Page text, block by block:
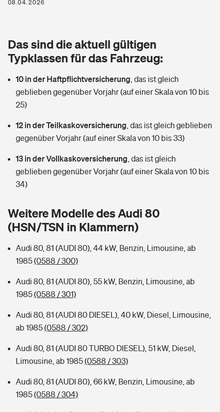
Zur Übersicht
Tools
Wer versichert was: Jetzt Versicherer finden
Sie haben Fragen?
Glasversicherung
Mietkautionsversicherung
Restkreditversicherung
Tools
Hochwasser-Check: Wie gefährdet ist Ihr Haus?
Sie haben Fragen?
Kinderunfall­ver­si­che­rung
Kinderinvalidität
Hundehalter-Haftpflicht
Handyversicherung
Private Cyberversicherung
Zur Übersicht
Kinderunfall-Check: Mehr Sicherheit für deine Kids
Typklassen: So ist Ihr Auto eingestuft
Sie haben Fragen?
Dread-Disease-Versicherung
Tierkrankenversicherung
Zur Übersicht
Tools
Wer versichert was: Jetzt Versicherer finden
Rentenrechner: Wie viel Geld bekomme ich im Alter?
08.04.2026
Das sind die aktuell gültigen
Typklassen für das Fahrzeug:
10 in der Haftpflichtversicherung das ist gleich
geblieben gegenüber Vorjahr (auf einer Skala von 10 bis
25)
12 in der Teilkaskoversicherung das ist gleich geblieben
gegenüber Vorjahr (auf einer Skala von 10 bis 33)
13 in der Vollkaskoversicherung das ist gleich
geblieben gegenüber Vorjahr (auf einer Skala von 10 bis
34)
Weitere Modelle des Audi 80
(HSN/TSN in Klammern)
Audi 80, 81 (AUDI 80), 44 kW, Benzin, Limousine, ab
1985(0588 / 300)
Audi 80, 81 (AUDI 80), 55 kW, Benzin, Limousine, ab
1985(0588 / 301)
Audi 80, 81 (AUDI 80 DIESEL), 40 kW, Diesel, Limousine,
ab 1985(0588 / 302)
Audi 80, 81 (AUDI 80 TURBO DIESEL), 51 kW, Diesel,
Limousine, ab 1985(0588 / 303)
Audi 80, 81 (AUDI 80), 66 kW, Benzin, Limousine, ab
1985(0588 / 304)